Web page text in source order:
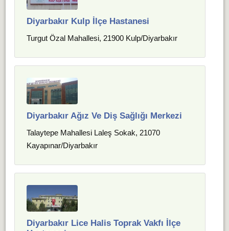
Diyarbakır Kulp İlçe Hastanesi
Turgut Özal Mahallesi, 21900 Kulp/Diyarbakır
Diyarbakır Ağız Ve Diş Sağlığı Merkezi
Talaytepe Mahallesi Laleş Sokak, 21070
Kayapınar/Diyarbakır
Diyarbakır Lice Halis Toprak Vakfı İlçe